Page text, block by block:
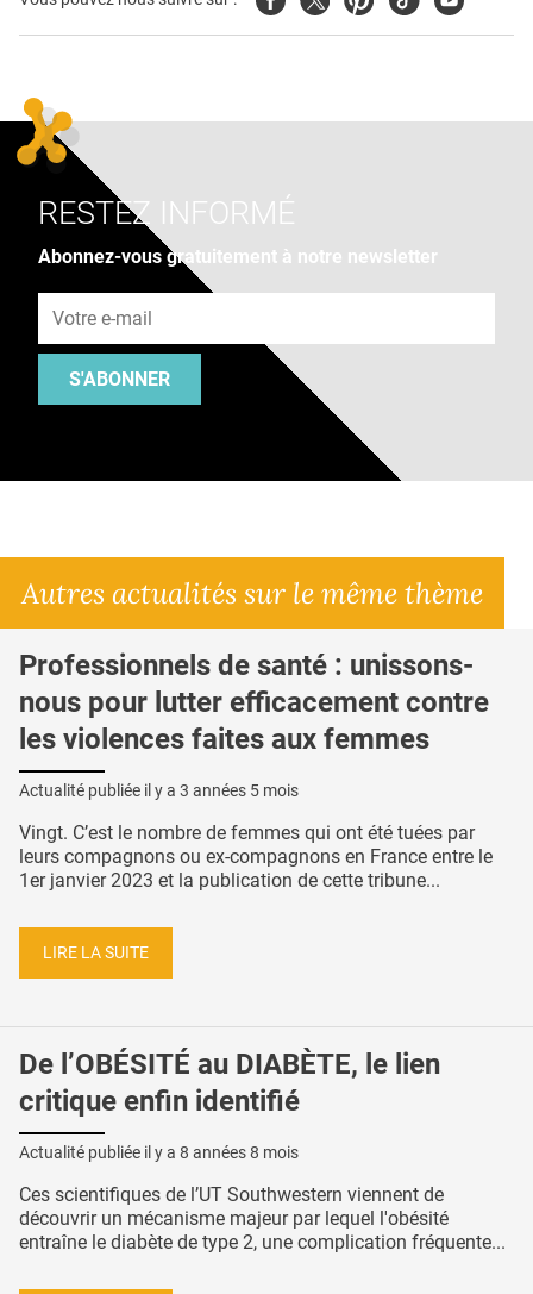
RESTEZ INFORMÉ
Abonnez-vous gratuitement à notre newsletter
S'ABONNER
Autres actualités sur le même thème
Professionnels de santé : unissons-
nous pour lutter efficacement contre
les violences faites aux femmes
Actualité publiée il y a 3 années 5 mois
Vingt. C’est le nombre de femmes qui ont été tuées par
leurs compagnons ou ex-compagnons en France entre le
1er janvier 2023 et la publication de cette tribune...
LIRE LA SUITE
De l’OBÉSITÉ au DIABÈTE, le lien
critique enfin identifié
Actualité publiée il y a 8 années 8 mois
Ces scientifiques de l’UT Southwestern viennent de
découvrir un mécanisme majeur par lequel l'obésité
entraîne le diabète de type 2, une complication fréquente...